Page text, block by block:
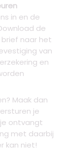
in en de
de
naar het
van
en
Maak dan
je
ontvangt
met daarbij
kan niet!